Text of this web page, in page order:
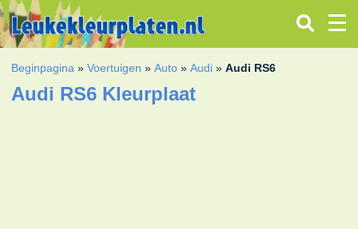
Beginpagina »Voertuigen »Auto »Audi »Audi RS6
Audi RS6 Kleurplaat